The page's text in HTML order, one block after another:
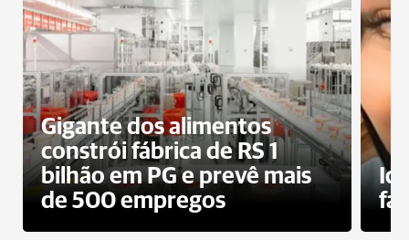
Gigante dos alimentos
constrói fábrica de RS 1
bilhão em PG e prevê mais
de 500 empregos